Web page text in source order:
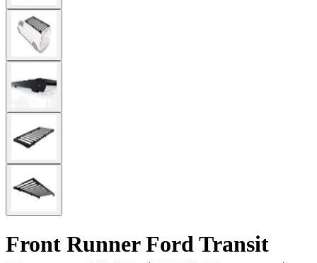
Front Runner Ford Transit